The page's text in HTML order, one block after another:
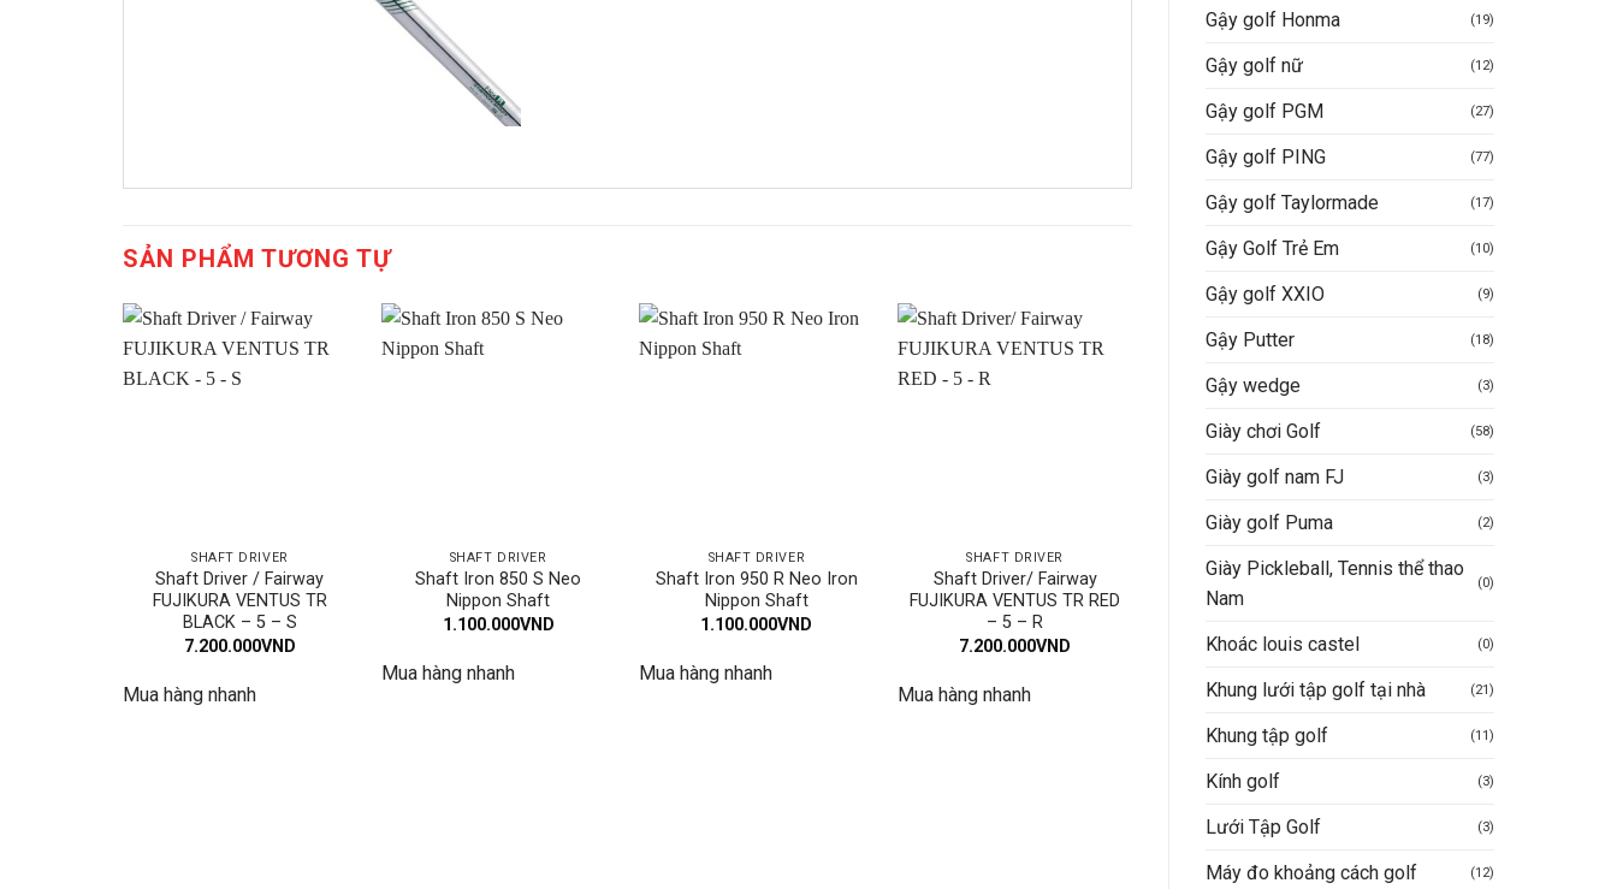
Gậy golf Honma (19)
Gậy golf nữ (12)
Gậy golf PGM (27)
Gậy golf PING (77)
Gậy golf Taylormade (17)
Gậy Golf Trẻ Em (10)
Gậy golf XXIO (9)
Gậy Putter (18)
Gậy wedge (3)
Giày chơi Golf (58)
Giày golf nam FJ (3)
Giày golf Puma (2)
Giày Pickleball, Tennis thể thao
Nam
(0)
Khoác louis castel (0)
Khung lưới tập golf tại nhà (21)
Khung tập golf (11)
Kính golf (3)
Lưới Tập Golf (3)
Máy đo khoảng cách golf (12)
SẢN PHẨM TƯƠNG TỰ
SHAFT DRIVER
Shaft Driver / Fairway
FUJIKURA VENTUS TR
BLACK – 5 – S
7.200.000VND
Mua hàng nhanh
SHAFT DRIVER
Shaft Iron 850 S Neo
Nippon Shaft
1.100.000VND
Mua hàng nhanh
SHAFT DRIVER
Shaft Iron 950 R Neo Iron
Nippon Shaft
1.100.000VND
Mua hàng nhanh
SHAFT DRIVER
Shaft Driver/ Fairway
FUJIKURA VENTUS TR RED
– 5 – R
7.200.000VND
Mua hàng nhanh
SHAFT DRIVER
Shaft Driver Autoflex 505
RAINBOW SF505RB-D
24.000.000VND
Mua hàng nhanh
SHAFT DRIVER TPT
Mua hàng nhanh